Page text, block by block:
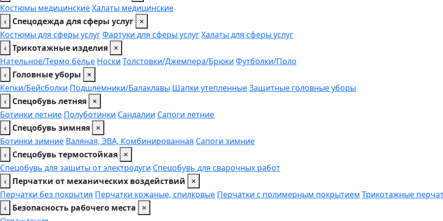
Костюмы медицинскиеХалаты медицинские
‹ Спецодежда для сферы услуг ×
Костюмы для сферы услугФартуки для сферы услугХалаты для сферы услуг
‹ Трикотажные изделия ×
Нательное/Термо белье Носки Толстовки/Джемпера/Брюки Футболки/Поло
‹ Головные уборы
×
Кепки/Бейсболки Подшлемники/Балаклавы Шапки утепленныеЗащитные головные уборы
‹ Спецобувь летняя ×
Ботинки летние Полуботинки Сандалии Сапоги летние
‹ Спецобувь зимняя ×
Ботинки зимние Валяная, ЭВА, Комбинированная Сапоги зимние
‹ Спецобувь термостойкая ×
Спецобувь для защиты от электродуги Спецобувь для сварочных работ
‹ Перчатки от механических воздействий
×
Перчатки без покрытия Перчатки кожаные, спилковые Перчатки с полимерным покрытием Трикотажные
‹ Безопасность рабочего места
×